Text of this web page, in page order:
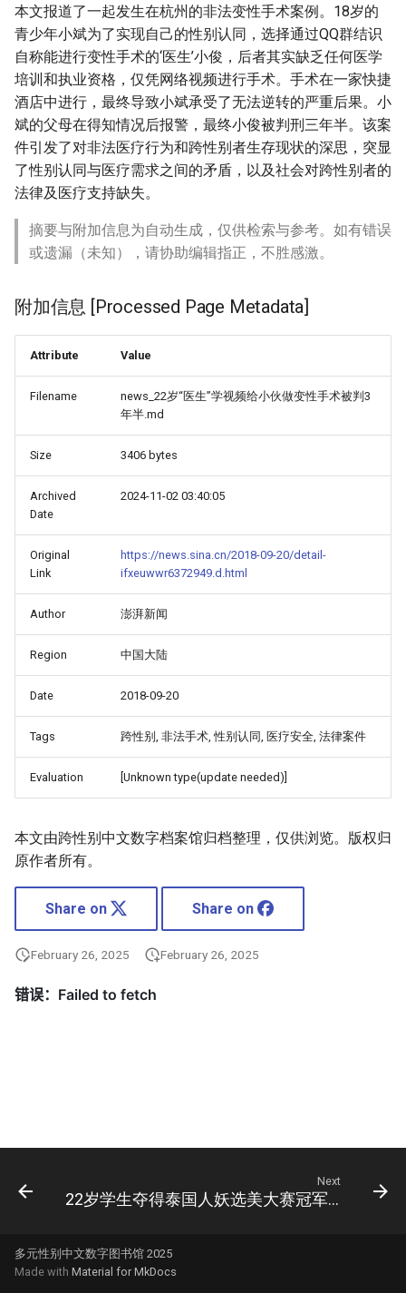
本文报道了一起发生在杭州的非法变性手术案例。18岁的
青少年小斌为了实现自己的性别认同，选择通过QQ群结识
自称能进行变性手术的‘医生’小俊，后者其实缺乏任何医学
培训和执业资格，仅凭网络视频进行手术。手术在一家快捷
酒店中进行，最终导致小斌承受了无法逆转的严重后果。小
斌的父母在得知情况后报警，最终小俊被判刑三年半。该案
件引发了对非法医疗行为和跨性别者生存现状的深思，突显
了性别认同与医疗需求之间的矛盾，以及社会对跨性别者的
法律及医疗支持缺失。
摘要与附加信息为自动生成，仅供检索与参考。如有错误
或遗漏（未知），请协助编辑指正，不胜感激。
附加信息 [Processed Page Metadata]
Attribute Value
Filename
news_22岁“医生”学视频给小伙做变性手术被判3
年半.md
Size 3406 bytes
Archived
Date
2024-11-02 03:40:05
Original
Link
https://news.sina.cn/2018-09-20/detail-
ifxeuwwr6372949.d.html
Author 澎湃新闻
Region 中国大陆
Date 2018-09-20
Tags 跨性别, 非法手术, 性别认同, 医疗安全, 法律案件
Evaluation [Unknown type(update needed)]
本文由跨性别中文数字档案馆归档整理，仅供浏览。版权归
原作者所有。
Share on Share on
February 26, 2025 February 26, 2025
Next
22岁学生夺得泰国人妖选美大赛冠军(图)
多元性别中文数字图书馆 2025
Made with Material for MkDocs